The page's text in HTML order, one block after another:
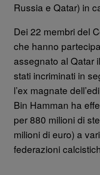
Russia e Qatar) in
Dei 22 membri del
che hanno
assegnato al Qatar
stati incriminati in
l’ex magnate
Bin Hamman ha
per 880 milioni di
milioni di euro) a
federazioni